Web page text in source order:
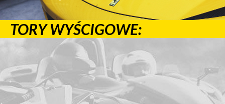
TORY WYŚCIGOWE: